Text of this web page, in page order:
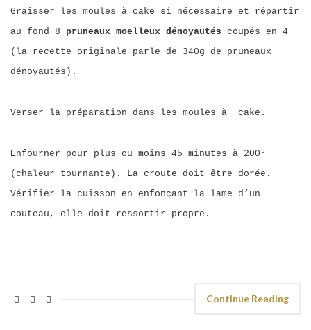
Graisser les moules à cake si nécessaire et répartir
au fond 8 pruneaux moelleux dénoyautés coupés en 4
(la recette originale parle de 340g de pruneaux
dénoyautés).
Verser la préparation dans les moules à cake.
Enfourner pour plus ou moins 45 minutes à 200°
(chaleur tournante). La croute doit être dorée.
Vérifier la cuisson en enfonçant la lame d’un
couteau, elle doit ressortir propre.
Continue Reading